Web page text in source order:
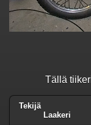
Tällä
Tekijä
Laakeri